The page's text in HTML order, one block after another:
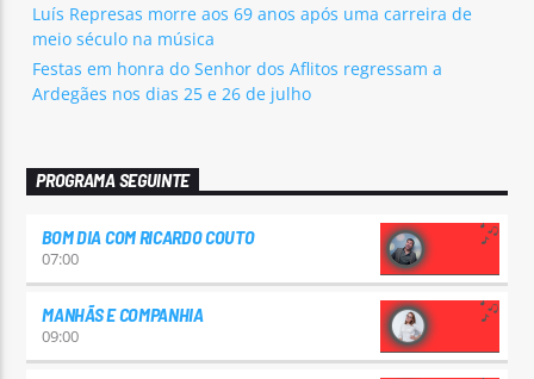
Luís Represas morre aos 69 anos após uma carreira de
meio século na música
Festas em honra do Senhor dos Aflitos regressam a
Ardegães nos dias 25 e 26 de julho
PROGRAMA SEGUINTE
BOM DIA COM RICARDO COUTO
07:00
MANHÃS E COMPANHIA
09:00